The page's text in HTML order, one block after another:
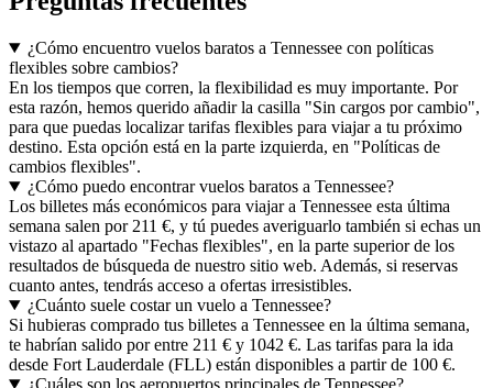
¿Cómo encuentro vuelos baratos a Tennessee con políticas
flexibles sobre cambios?
En los tiempos que corren, la flexibilidad es muy importante. Por
esta razón, hemos querido añadir la casilla "Sin cargos por cambio",
para que puedas localizar tarifas flexibles para viajar a tu próximo
destino. Esta opción está en la parte izquierda, en "Políticas de
cambios flexibles".
¿Cómo puedo encontrar vuelos baratos a Tennessee?
Los billetes más económicos para viajar a Tennessee esta última
semana salen por 211 €, y tú puedes averiguarlo también si echas un
vistazo al apartado "Fechas flexibles", en la parte superior de los
resultados de búsqueda de nuestro sitio web. Además, si reservas
cuanto antes, tendrás acceso a ofertas irresistibles.
¿Cuánto suele costar un vuelo a Tennessee?
Si hubieras comprado tus billetes a Tennessee en la última semana,
te habrían salido por entre 211 € y 1042 €. Las tarifas para la ida
desde Fort Lauderdale (FLL) están disponibles a partir de 100 €.
¿Cuáles son los aeropuertos principales de Tennessee?